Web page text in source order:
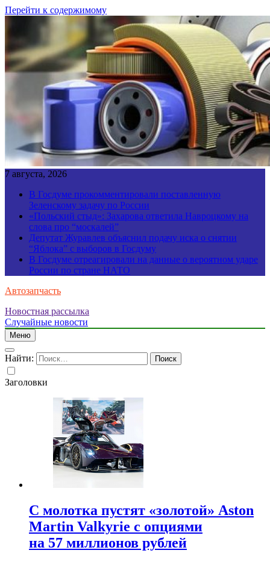
Перейти к содержимому
7 августа, 2026
В Госдуме прокомментировали поставленную
Зеленскому задачу по России
«Польский стыд»: Захарова ответила Навроцкому на
слова про “москалей”
Депутат Журавлев объяснил подачу иска о снятии
“Яблока” с выборов в Госдуму
В Госдуме отреагировали на данные о вероятном ударе
России по стране НАТО
Автозапчасть
Новостная рассылка
Случайные новости
Меню
Найти:
Заголовки
С молотка пустят «золотой» Aston
Martin Valkyrie с опциями
на 57 миллионов рублей